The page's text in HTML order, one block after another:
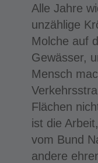
Alle Jahre
unzählige
Molche auf
Gewässer,
Mensch
Flächen
ist die
vom Bund
andere